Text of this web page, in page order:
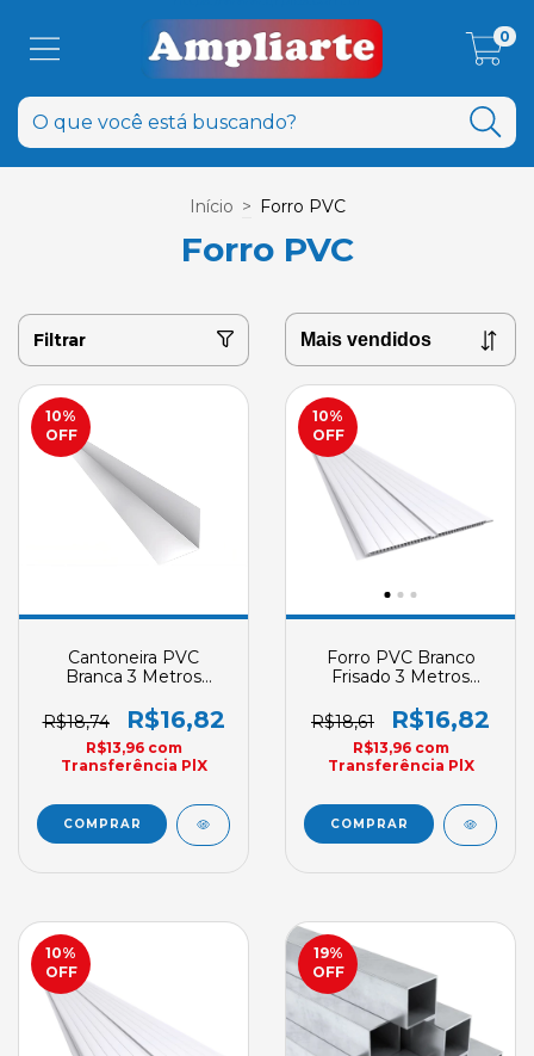
0
Início > Forro PVC
Forro PVC
Filtrar
10%
OFF
Cantoneira PVC
Branca 3 Metros
25mm (Acabamento
"V")
R$18,74 R$16,82
R$13,96 com
Transferência PlX
10%
OFF
Forro PVC Branco
Frisado 3 Metros
Versati E3 200mm X
7mm
R$18,61 R$16,82
R$13,96 com
Transferência PlX
10%
OFF
19%
OFF